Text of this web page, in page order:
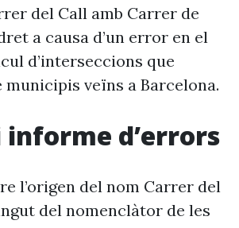
del Call amb Carrer de
a causa d’un error en el
d’interseccions que
municipis veïns a Barcelona.
informe d’errors
l’origen del nom Carrer del
del nomenclàtor de les